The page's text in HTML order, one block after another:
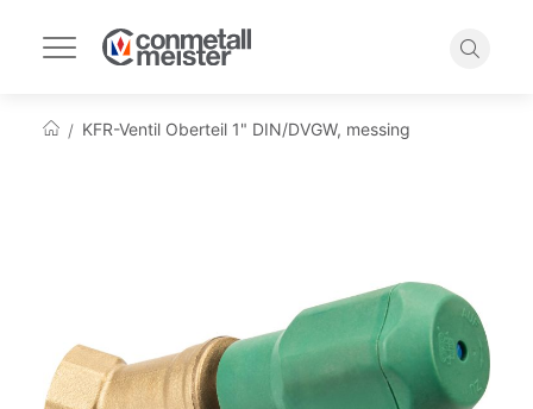
Navigation
umschalten
Suche
StartseiteKFR-Ventil Oberteil 1" DIN/DVGW, messing